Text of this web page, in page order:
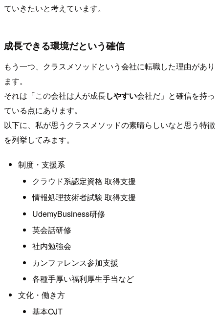
ていきたいと考えています。
成長できる環境だという確信
もう一つ、クラスメソッドという会社に転職した理由があり
ます。
それは「この会社は人が成長しやすい会社だ」と確信を持っ
ている点にあります。
以下に、私が思うクラスメソッドの素晴らしいなと思う特徴
を列挙してみます。
制度・支援系
クラウド系認定資格 取得支援
情報処理技術者試験 取得支援
UdemyBusiness研修
英会話研修
社内勉強会
カンファレンス参加支援
各種手厚い福利厚生手当など
文化・働き方
基本OJT